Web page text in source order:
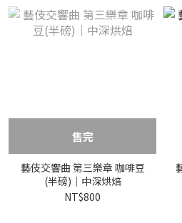
售完
藝伎交響曲 第三樂章 咖啡豆
(半磅)｜中深烘焙
NT$800